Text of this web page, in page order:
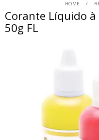
HOME
Corante Líquido à
50g FL